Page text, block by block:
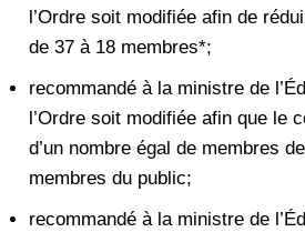
l’Ordre soit modifiée afin de
de 37 à 18 membres*;
recommandé à la ministre de
l’Ordre soit modifiée afin que le
d’un nombre égal de membres
membres du public;
recommandé à la ministre de